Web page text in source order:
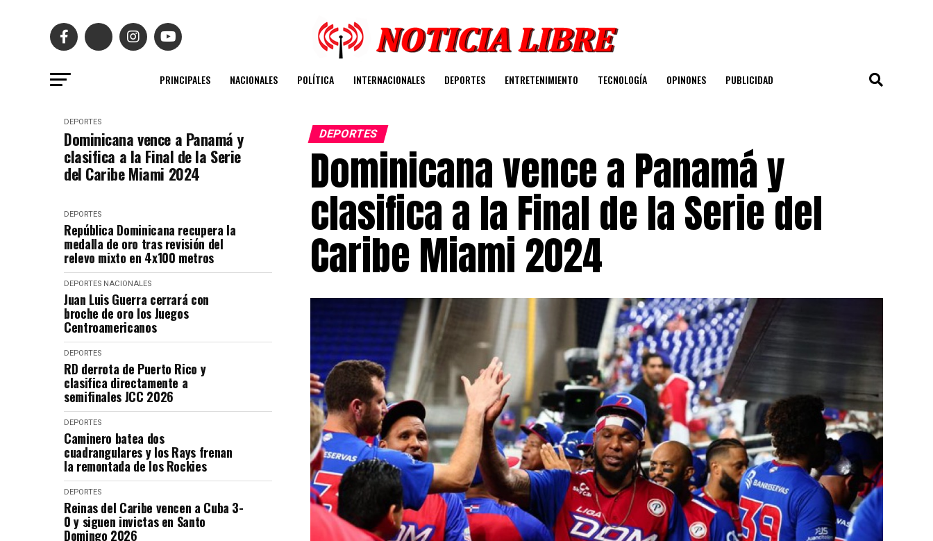
PRINCIPALES NACIONALES POLÍTICA INTERNACIONALES DEPORTES ENTRETENIMIENTO TECNOLOGÍA OPINONES PUBLICIDAD
DEPORTES
Dominicana vence a Panamá y
clasifica a la Final de la Serie
del Caribe Miami 2024
DEPORTES
República Dominicana recupera la
medalla de oro tras revisión del
relevo mixto en 4x100 metros
DEPORTES NACIONALES
Juan Luis Guerra cerrará con
broche de oro los Juegos
Centroamericanos
DEPORTES
RD derrota de Puerto Rico y
clasifica directamente a
semifinales JCC 2026
DEPORTES
Caminero batea dos
cuadrangulares y los Rays frenan
la remontada de los Rockies
DEPORTES
Reinas del Caribe vencen a Cuba 3-
0 y siguen invictas en Santo
Domingo 2026
DEPORTES
Dominicana vence a Panamá y
clasifica a la Final de la Serie del
Caribe Miami 2024